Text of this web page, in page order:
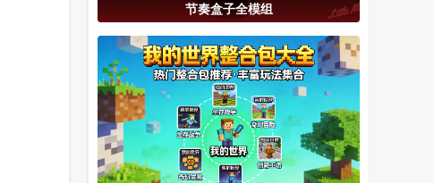
车
家三口)
mod工坊最新
版
甜瓜游乐场免
登录版(Melon
Sandbox)
假面骑士泽兹
SIM模拟器最
新版本
(ZeZzCapsems
节奏盒子Sea
of problems重
制版
节奏盒子全模组